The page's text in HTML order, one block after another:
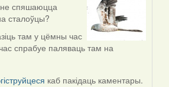
не спяшаюцца
сталоўцы?
там у цёмны час
спрабуе паляваць там на
каб пакідаць каментары.